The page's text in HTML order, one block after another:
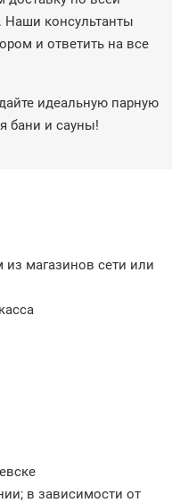
Наши консультанты
и ответить на все
идеальную парную
бани и сауны!
магазинов сети или
в зависимости от